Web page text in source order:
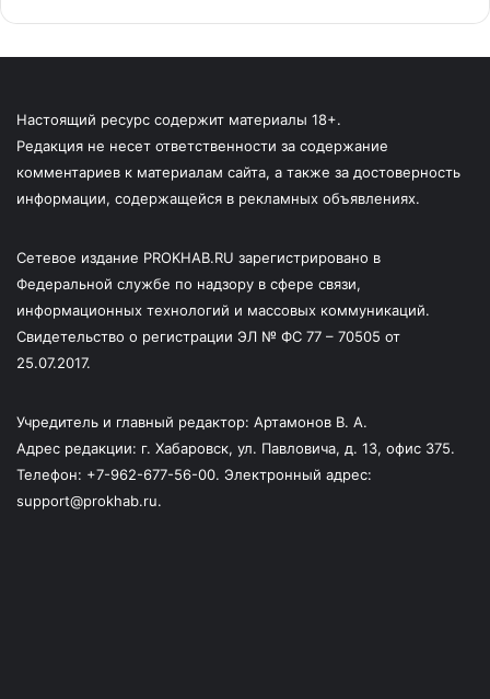
Настоящий ресурс содержит материалы 18+.
Редакция не несет ответственности за содержание
комментариев к материалам сайта, а также за достоверность
информации, содержащейся в рекламных объявлениях.
Сетевое издание PROKHAB.RU зарегистрировано в
Федеральной службе по надзору в сфере связи,
информационных технологий и массовых коммуникаций.
Свидетельство о регистрации ЭЛ № ФС 77 – 70505 от
25.07.2017.
Учредитель и главный редактор: Артамонов В. А.
Адрес редакции: г. Хабаровск, ул. Павловича, д. 13, офис 375.
Телефон: +7-962-677-56-00. Электронный адрес:
support@prokhab.ru.